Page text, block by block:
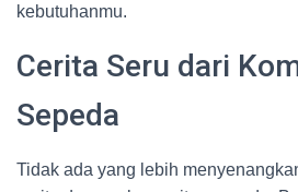
kebutuhanmu.
Cerita Seru dari
Sepeda
Tidak ada yang lebih